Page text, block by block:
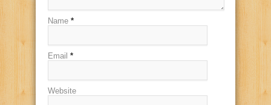
Name *
Email *
Website